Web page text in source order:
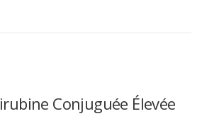
Conjuguée Élevée